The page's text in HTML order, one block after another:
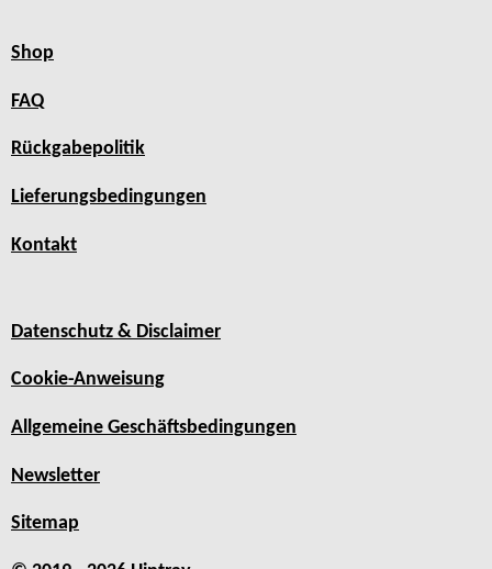
Shop
FAQ
Rückgabepolitik
Lieferungsbedingungen
Kontakt
Datenschutz & Disclaimer
Cookie-Anweisung
Allgemeine Geschäftsbedingungen
Newsletter
Sitemap